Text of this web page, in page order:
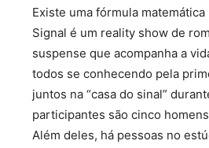
Existe uma fórmula
Signal é um reality show de
suspense que acompanha a
todos se conhecendo pela
juntos na “casa do sinal”
participantes são cinco
Além deles, há pessoas no